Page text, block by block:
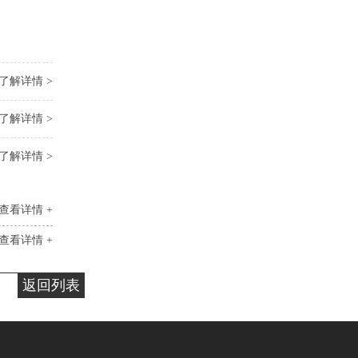
解详情 >
解详情 >
解详情 >
看详情 +
看详情 +
返回列表